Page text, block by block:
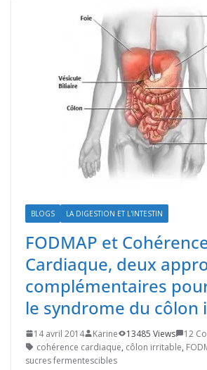
BLOGS LA DIGESTION ET L'INTESTIN
FODMAP et
Cardiaque, deux
complémentaires
le syndrome du côlon
14 avril 2014 Karine 13485 Views
12
cohérence cardiaque, côlon irritable,
sucres fermentescibles